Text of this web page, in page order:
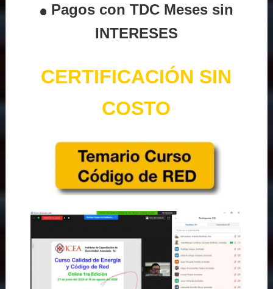
Pagos con TDC Meses sin
INTERESES
CERTIFICACIÓN SIN
COSTO